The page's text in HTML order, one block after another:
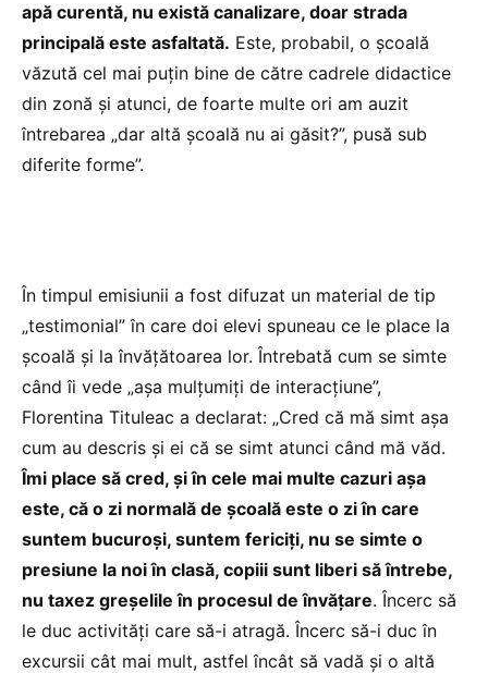
apă curentă, nu există canalizare, doar strada
principală este asfaltată. Este, probabil, o școală
văzută cel mai puțin bine de către cadrele didactice
din zonă și atunci, de foarte multe ori am auzit
întrebarea „dar altă școală nu ai găsit?”, pusă sub
diferite forme”.
În timpul emisiunii a fost difuzat un material de tip
„testimonial” în care doi elevi spuneau ce le place la
școală și la învățătoarea lor. Întrebată cum se simte
când îi vede „așa mulțumiți de interacțiune”,
Florentina Tituleac a declarat: „Cred că mă simt așa
cum au descris și ei că se simt atunci când mă văd.
Îmi place să cred, și în cele mai multe cazuri așa
este, că o zi normală de școală este o zi în care
suntem bucuroși, suntem fericiți, nu se simte o
presiune la noi în clasă, copiii sunt liberi să întrebe,
nu taxez greșelile în procesul de învățare. Încerc să
le duc activități care să-i atragă. Încerc să-i duc în
excursii cât mai mult, astfel încât să vadă și o altă